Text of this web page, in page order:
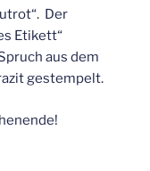
Der
Etikett“
aus dem
gestempelt.